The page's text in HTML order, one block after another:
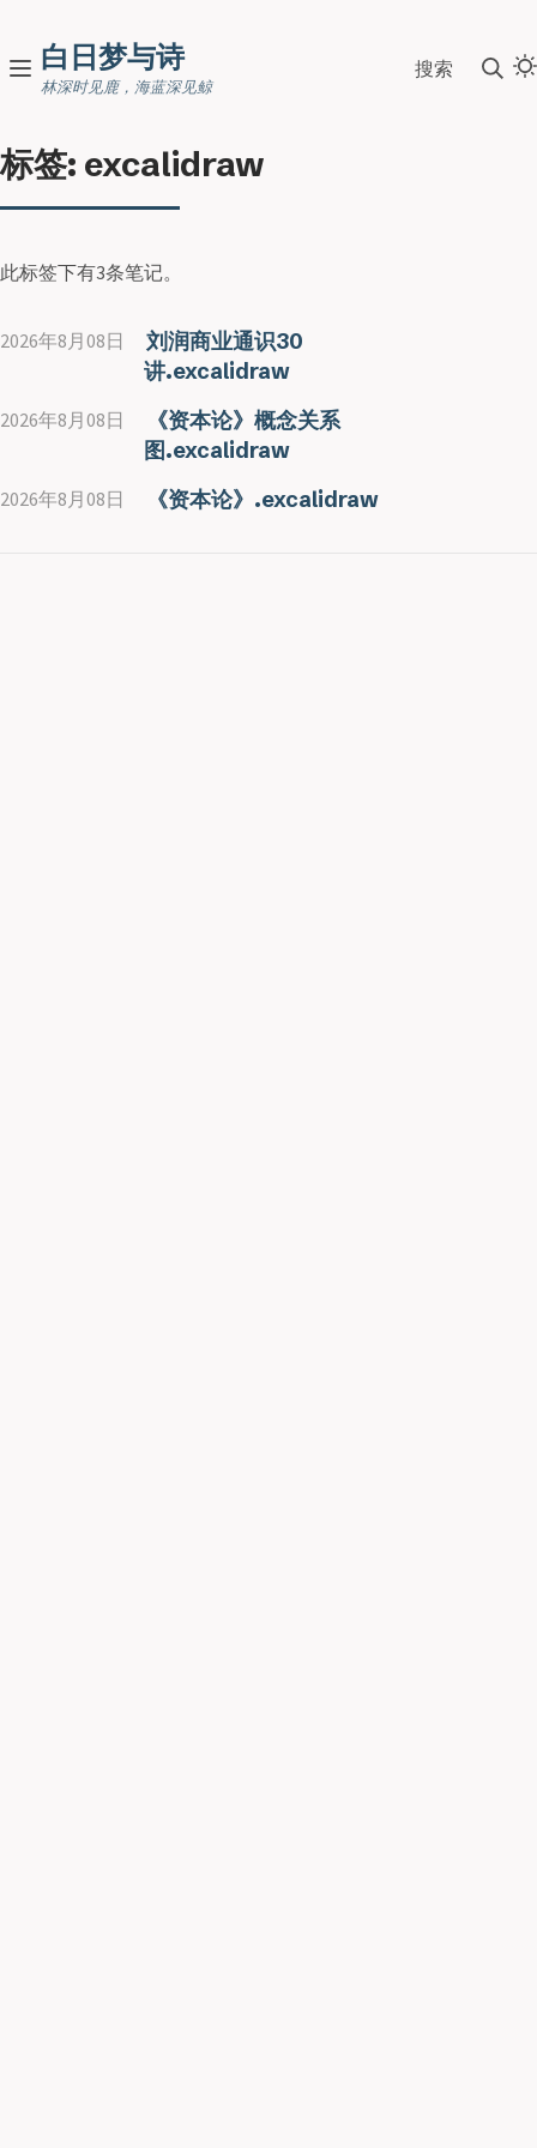
白日梦与诗
林深时见鹿，海蓝深见鲸
搜索
标签: excalidraw
此标签下有3条笔记。
2026年8月08日
刘润商业通识30
讲.excalidraw
2026年8月08日
《资本论》概念关系
图.excalidraw
2026年8月08日 《资本论》.excalidraw